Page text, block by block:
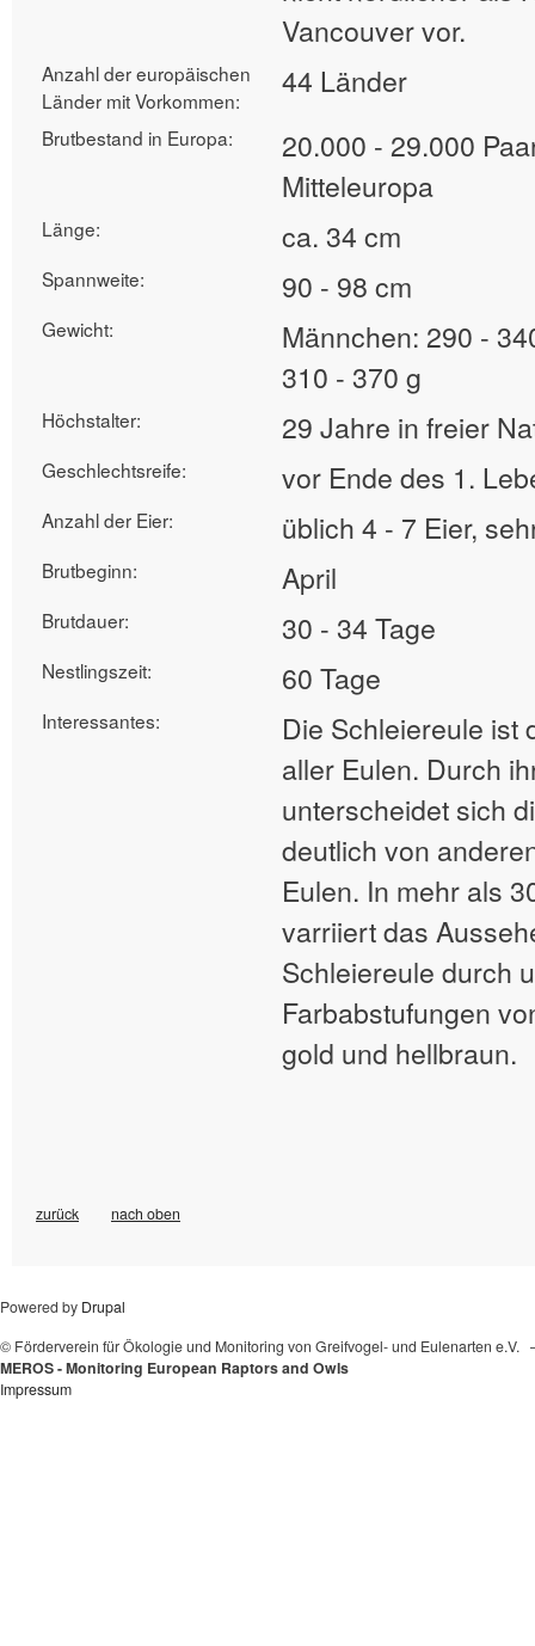
Vancouver vor.
Anzahl der europäischen
Länder mit Vorkommen:
44 Länder
Brutbestand in Europa:
20.000 - 29.000
Mitteleuropa
Länge: ca. 34 cm
Spannweite: 90 - 98 cm
Gewicht:
Männchen: 290 -
310 - 370 g
Höchstalter: 29 Jahre in freier
Geschlechtsreife: vor Ende des 1.
Anzahl der Eier: üblich 4 - 7 Eier,
Brutbeginn: April
Brutdauer: 30 - 34 Tage
Nestlingszeit: 60 Tage
Interessantes:
Die Schleiereule ist
aller Eulen. Durch
unterscheidet sich
deutlich von
Eulen. In mehr als
varriiert das
Schleiereule durch
Farbabstufungen
gold und hellbraun.
zurück nach oben
Powered by Drupal
© Förderverein für Ökologie und Monitoring von Greifvogel- und Eulenarten e.V.
MEROS - Monitoring European Raptors and Owls
Impressum